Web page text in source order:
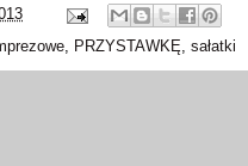
, PRZYSTAWKĘ, sałatki